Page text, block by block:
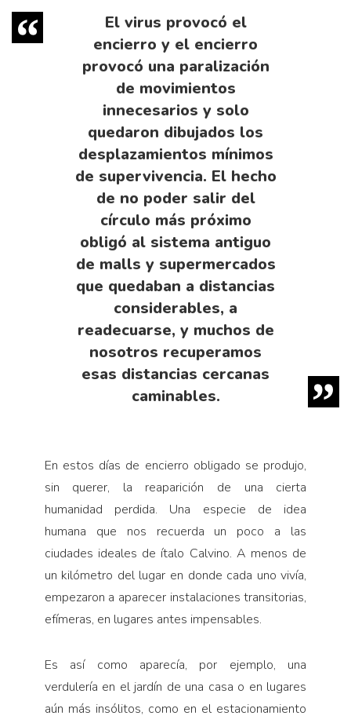
El virus provocó el
encierro y el encierro
provocó una paralización
de movimientos
innecesarios y solo
quedaron dibujados los
desplazamientos mínimos
de supervivencia. El hecho
de no poder salir del
círculo más próximo
obligó al sistema antiguo
de malls y supermercados
que quedaban a distancias
considerables, a
readecuarse, y muchos de
nosotros recuperamos
esas distancias cercanas
caminables.
En estos días de encierro obligado se produjo,
sin querer, la reaparición de una cierta
humanidad perdida. Una especie de idea
humana que nos recuerda un poco a las
ciudades ideales de ítalo Calvino. A menos de
un kilómetro del lugar en donde cada uno vivía,
empezaron a aparecer instalaciones transitorias,
efímeras, en lugares antes impensables.
Es así como aparecía, por ejemplo, una
verdulería en el jardín de una casa o en lugares
aún más insólitos, como en el estacionamiento